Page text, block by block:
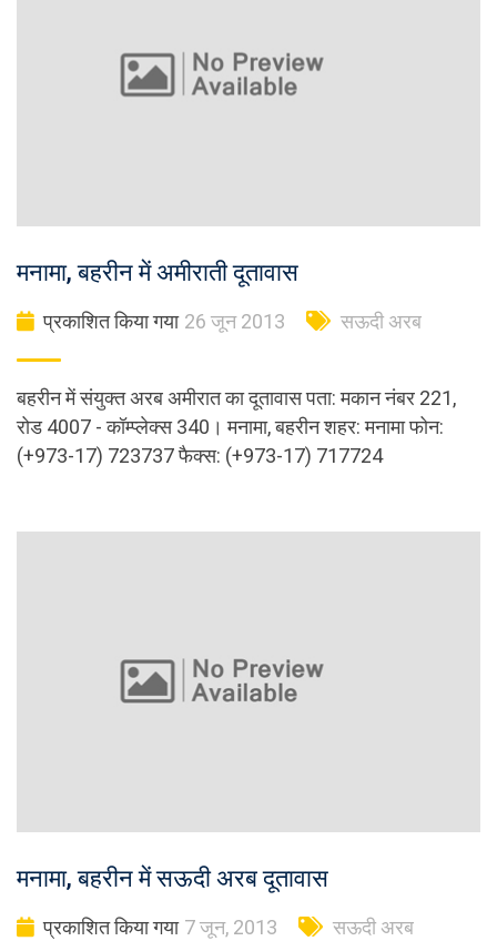
मनामा, बहरीन में अमीराती दूतावास
प्रकाशित किया गया 26 जून 2013 सऊदी अरब
बहरीन में संयुक्त अरब अमीरात का दूतावास पता: मकान नंबर 221,
रोड 4007 - कॉम्प्लेक्स 340। मनामा, बहरीन शहर: मनामा फोन:
(+973-17) 723737 फैक्स: (+973-17) 717724
मनामा, बहरीन में सऊदी अरब दूतावास
प्रकाशित किया गया 7 जून, 2013 सऊदी अरब